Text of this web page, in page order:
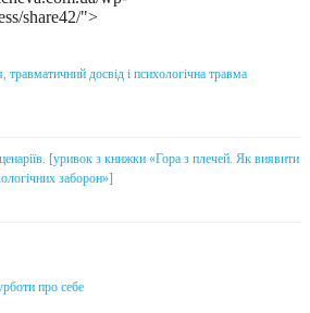
share42/">
травматичний досвід і психологічна травма
[уривок з книжки «Гора з плечей. Як виявити
заборон»]
про себе